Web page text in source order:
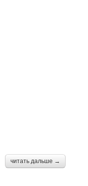
читать дальше →